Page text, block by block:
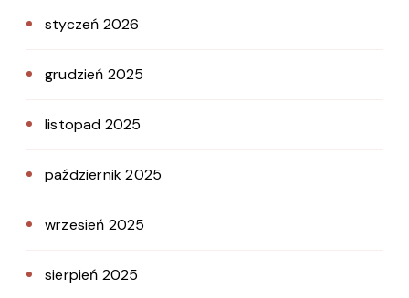
styczeń 2026
grudzień 2025
listopad 2025
październik 2025
wrzesień 2025
sierpień 2025